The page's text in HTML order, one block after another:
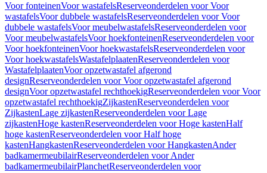
Voor fonteinenVoor wastafelsReserveonderdelen voor Voor
wastafelsVoor dubbele wastafelsReserveonderdelen voor Voor
dubbele wastafelsVoor meubelwastafelsReserveonderdelen voor
Voor meubelwastafelsVoor hoekfonteinenReserveonderdelen voor
Voor hoekfonteinenVoor hoekwastafelsReserveonderdelen voor
Voor hoekwastafelsWastafelplaatenReserveonderdelen voor
WastafelplaatenVoor opzetwastafel afgerond
designReserveonderdelen voor Voor opzetwastafel afgerond
designVoor opzetwastafel rechthoekigReserveonderdelen voor Voor
opzetwastafel rechthoekigZijkastenReserveonderdelen voor
ZijkastenLage zijkastenReserveonderdelen voor Lage
zijkastenHoge kastenReserveonderdelen voor Hoge kastenHalf
hoge kastenReserveonderdelen voor Half hoge
kastenHangkastenReserveonderdelen voor HangkastenAnder
badkamermeubilairReserveonderdelen voor Ander
badkamermeubilairPlanchetReserveonderdelen voor